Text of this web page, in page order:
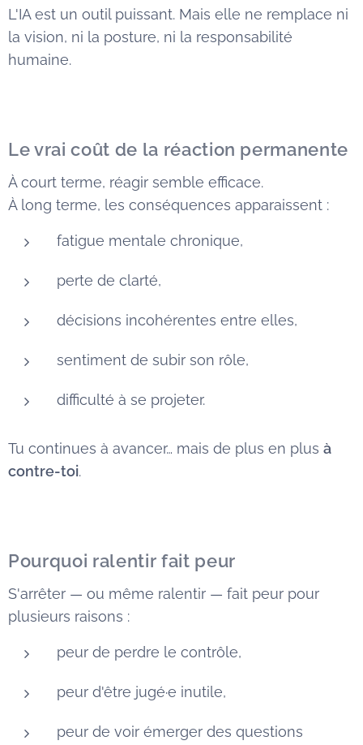
L'IA est un outil puissant. Mais elle ne remplace ni
la vision, ni la posture, ni la responsabilité
humaine.
Le vrai coût de la réaction permanente
À court terme, réagir semble efficace.
À long terme, les conséquences apparaissent :
fatigue mentale chronique,
perte de clarté,
décisions incohérentes entre elles,
sentiment de subir son rôle,
difficulté à se projeter.
Tu continues à avancer… mais de plus en plus à
contre-toi.
Pourquoi ralentir fait peur
S'arrêter — ou même ralentir — fait peur pour
plusieurs raisons :
peur de perdre le contrôle,
peur d'être jugé·e inutile,
peur de voir émerger des questions